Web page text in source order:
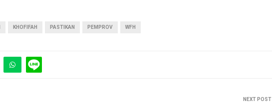
KHOFIFAH PASTIKAN PEMPROV WFH
NEXT POST